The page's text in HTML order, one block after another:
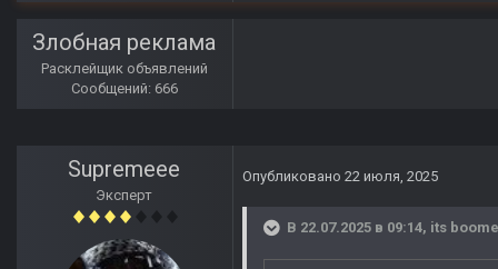
Злобная реклама
Расклейщик объявлений
Сообщений: 666
Supremeee
Эксперт
Опубликовано 22 июля, 2025
В 22.07.2025 в 09:14, its